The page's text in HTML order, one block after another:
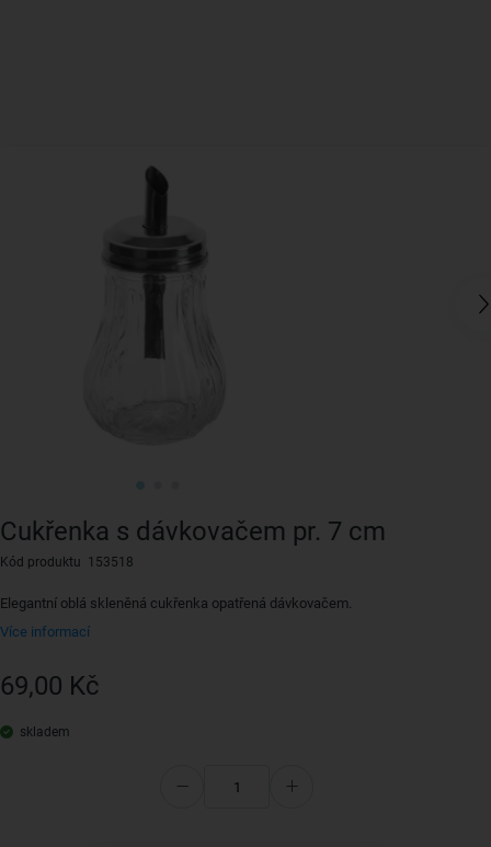
Cukřenka s dávkovačem pr. 7 cm
Kód produktu 153518
Elegantní oblá skleněná cukřenka opatřená dávkovačem.
Více informací
69,00 Kč
skladem